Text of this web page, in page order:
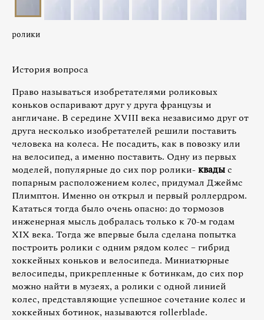
ролики
История вопроса
Право называться изобретателями роликовых
коньков оспаривают друг у друга французы и
англичане. В середине XVIII века независимо друг от
друга несколько изобретателей решили поставить
человека на колеса. Не посадить, как в повозку или
на велосипед, а именно поставить. Одну из первых
моделей, популярные до сих пор ролики-квадыс
попарным расположением колес, придумал Джеймс
Плимптон. Именно он открыл и первый роллердром.
Кататься тогда было очень опасно: до тормозов
инженерная мысль добралась только к 70-м годам
XIX века. Тогда же впервые была сделана попытка
построить ролики с одним рядом колес – гибрид
хоккейных коньков и велосипеда. Миниатюрные
велосипеды, прикрепленные к ботинкам, до сих пор
можно найти в музеях, а ролики с одной линией
колес, представляющие успешное сочетание колес и
хоккейных ботинок, называются rollerblade.